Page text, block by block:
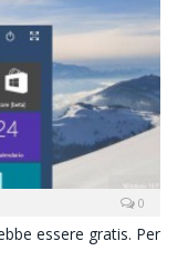
0
essere gratis. Per